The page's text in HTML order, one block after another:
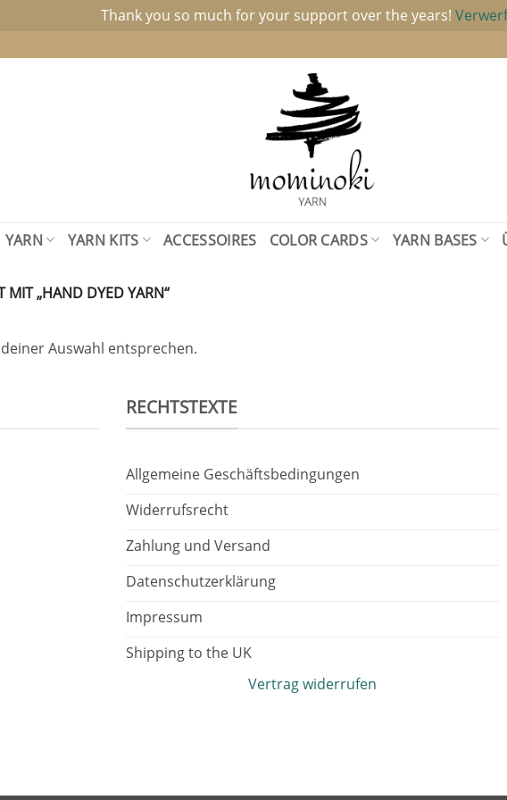
Thank you so much for your support over the years!
YARN YARN KITS ACCESSOIRES COLOR CARDS YARN BASES
MIT „HAND DYED YARN“
Auswahl entsprechen.
RECHTSTEXTE
Allgemeine Geschäftsbedingungen
Widerrufsrecht
Zahlung und Versand
Datenschutzerklärung
Impressum
Shipping to the UK
Vertrag widerrufen